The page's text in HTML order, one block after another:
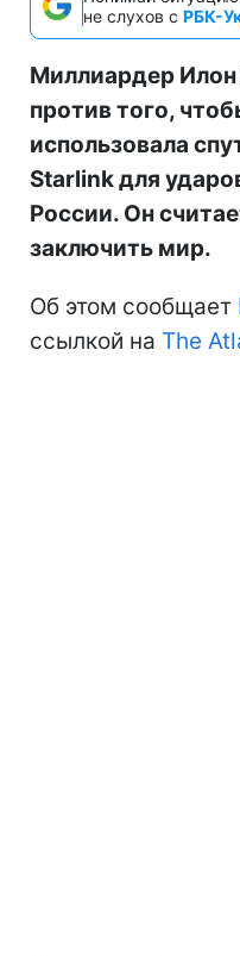
не слухов с РБК-
Миллиардер
против того,
использовала
Starlink для
России. Он
заключить мир.
Об этом сообщает
ссылкой на The